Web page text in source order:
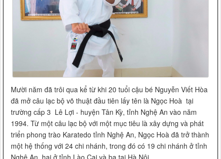
Mười năm đã trôi qua kể từ khi 20 tuổi cậu bé Nguyễn Viết Hòa
đã mở câu lạc bộ võ thuật đầu tiên lấy tên là Ngọc Hoà tại
trường cấp 3 Lê Lợi - huyện Tân Kỳ, tỉnh Nghệ An vào năm
1994. Từ một câu lạc bộ với một mục tiêu là xây dựng và phát
triển phong trào Karatedo tỉnh Nghệ An, Ngọc Hoà đã trở thành
một hệ thống với 24 chi nhánh, trong đó có 19 chi nhánh ở tỉnh
Nghệ An, hai ở tỉnh Lào Cai và ba tại Hà Nội.